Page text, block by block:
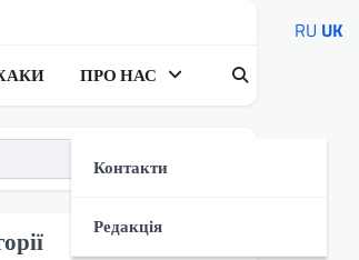
ПРО НАС
Контакти
Редакція
RU UK